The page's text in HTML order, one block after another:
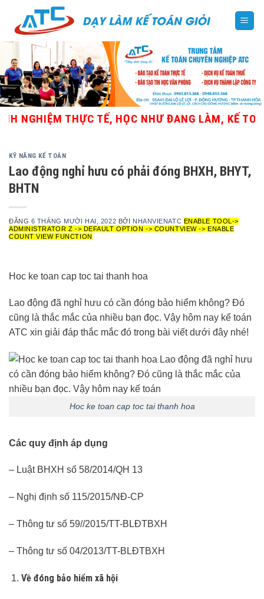
content
THỰC TẾ, HỌC NHƯ ĐANG LÀM, KẾ TOÁN
KỸ NĂNG KẾ TOÁN
Lao động nghỉ hưu có phải đóng BHXH, BHYT,
BHTN
ĐĂNG 6 THÁNG MƯỜI HAI, 2022 BỞI NHANVIENATC ENABLE TOOL->
ADMINISTRATOR Z -> DEFAULT OPTION -> COUNTVIEW -> ENABLE
COUNT VIEW FUNCTION
Hoc ke toan cap toc tai thanh hoa
Lao động đã nghỉ hưu có cần đóng bảo hiểm không? Đó
cũng là thắc mắc của nhiều bạn đọc. Vậy hôm nay kế toán
ATC xin giải đáp thắc mắc đó trong bài viết dưới đây nhé!
Hoc ke toan cap toc tai thanh hoa
Các quy định áp dụng
– Luật BHXH số 58/2014/QH 13
– Nghị định số 115/2015/NĐ-CP
– Thông tư số 59//2015/TT-BLĐTBXH
– Thông tư số 04/2013/TT-BLĐTBXH
Về đóng bảo hiểm xã hội